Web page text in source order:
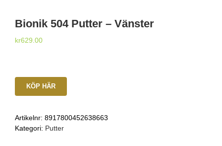
Bionik 504 Putter – Vänster
kr629.00
KÖP HÄR
Artikelnr: 8917800452638663
Kategori: Putter